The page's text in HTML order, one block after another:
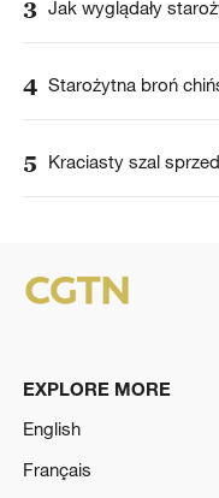
3 Jak wyglądały
4 Starożytna broń
5 Kraciasty szal
EXPLORE MORE
English
Français